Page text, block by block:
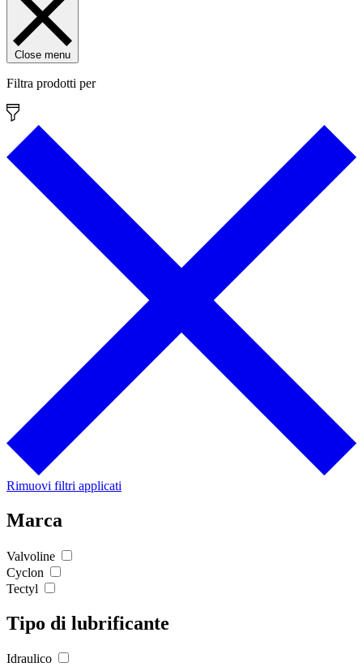
Close menu
Filtra prodotti per
Rimuovi filtri applicati
Marca
Valvoline
Cyclon
Tectyl
Tipo di lubrificante
Idraulico